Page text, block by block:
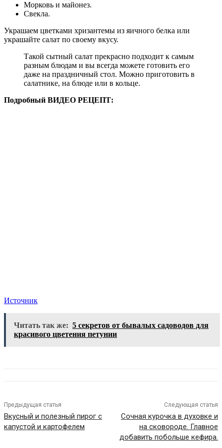
Морковь и майонез.
Свекла.
Украшаем цветками хризантемы из яичного белка или
украшайте салат по своему вкусу.
Такой сытный салат прекрасно подходит к самым
разным блюдам и вы всегда можете готовить его
даже на праздничный стол. Можно приготовить в
салатнике, на блюде или в кольце.
Подробный ВИДЕО РЕЦЕПТ:
Источник
Читать так же: 5 секретов от бывалых садоводов для
красивого цветения петунии
Предыдущая статья
Вкусный и полезный пирог с
капустой и картофелем
Следующая статья
Cочная курочка в духовке и
на сковороде. Главное
добавить побольше кефира.